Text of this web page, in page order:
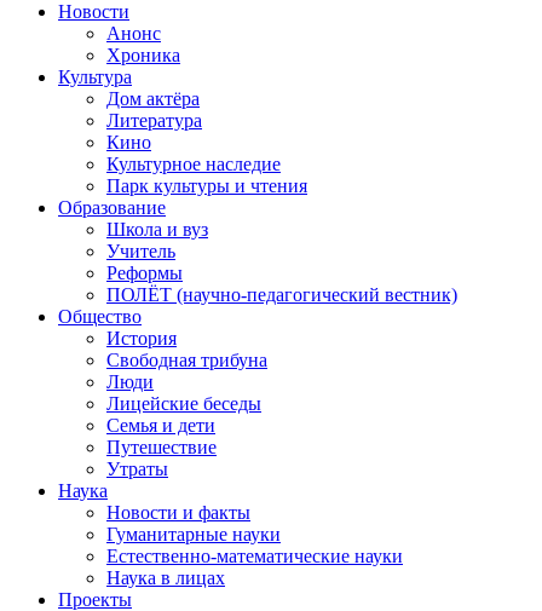
Новости
Анонс
Хроника
Культура
Дом актёра
Литература
Кино
Культурное наследие
Парк культуры и чтения
Образование
Школа и вуз
Учитель
Реформы
ПОЛЁТ (научно-педагогический вестник)
Общество
История
Свободная трибуна
Люди
Лицейские беседы
Семья и дети
Путешествие
Утраты
Наука
Новости и факты
Гуманитарные науки
Естественно-математические науки
Наука в лицах
Проекты